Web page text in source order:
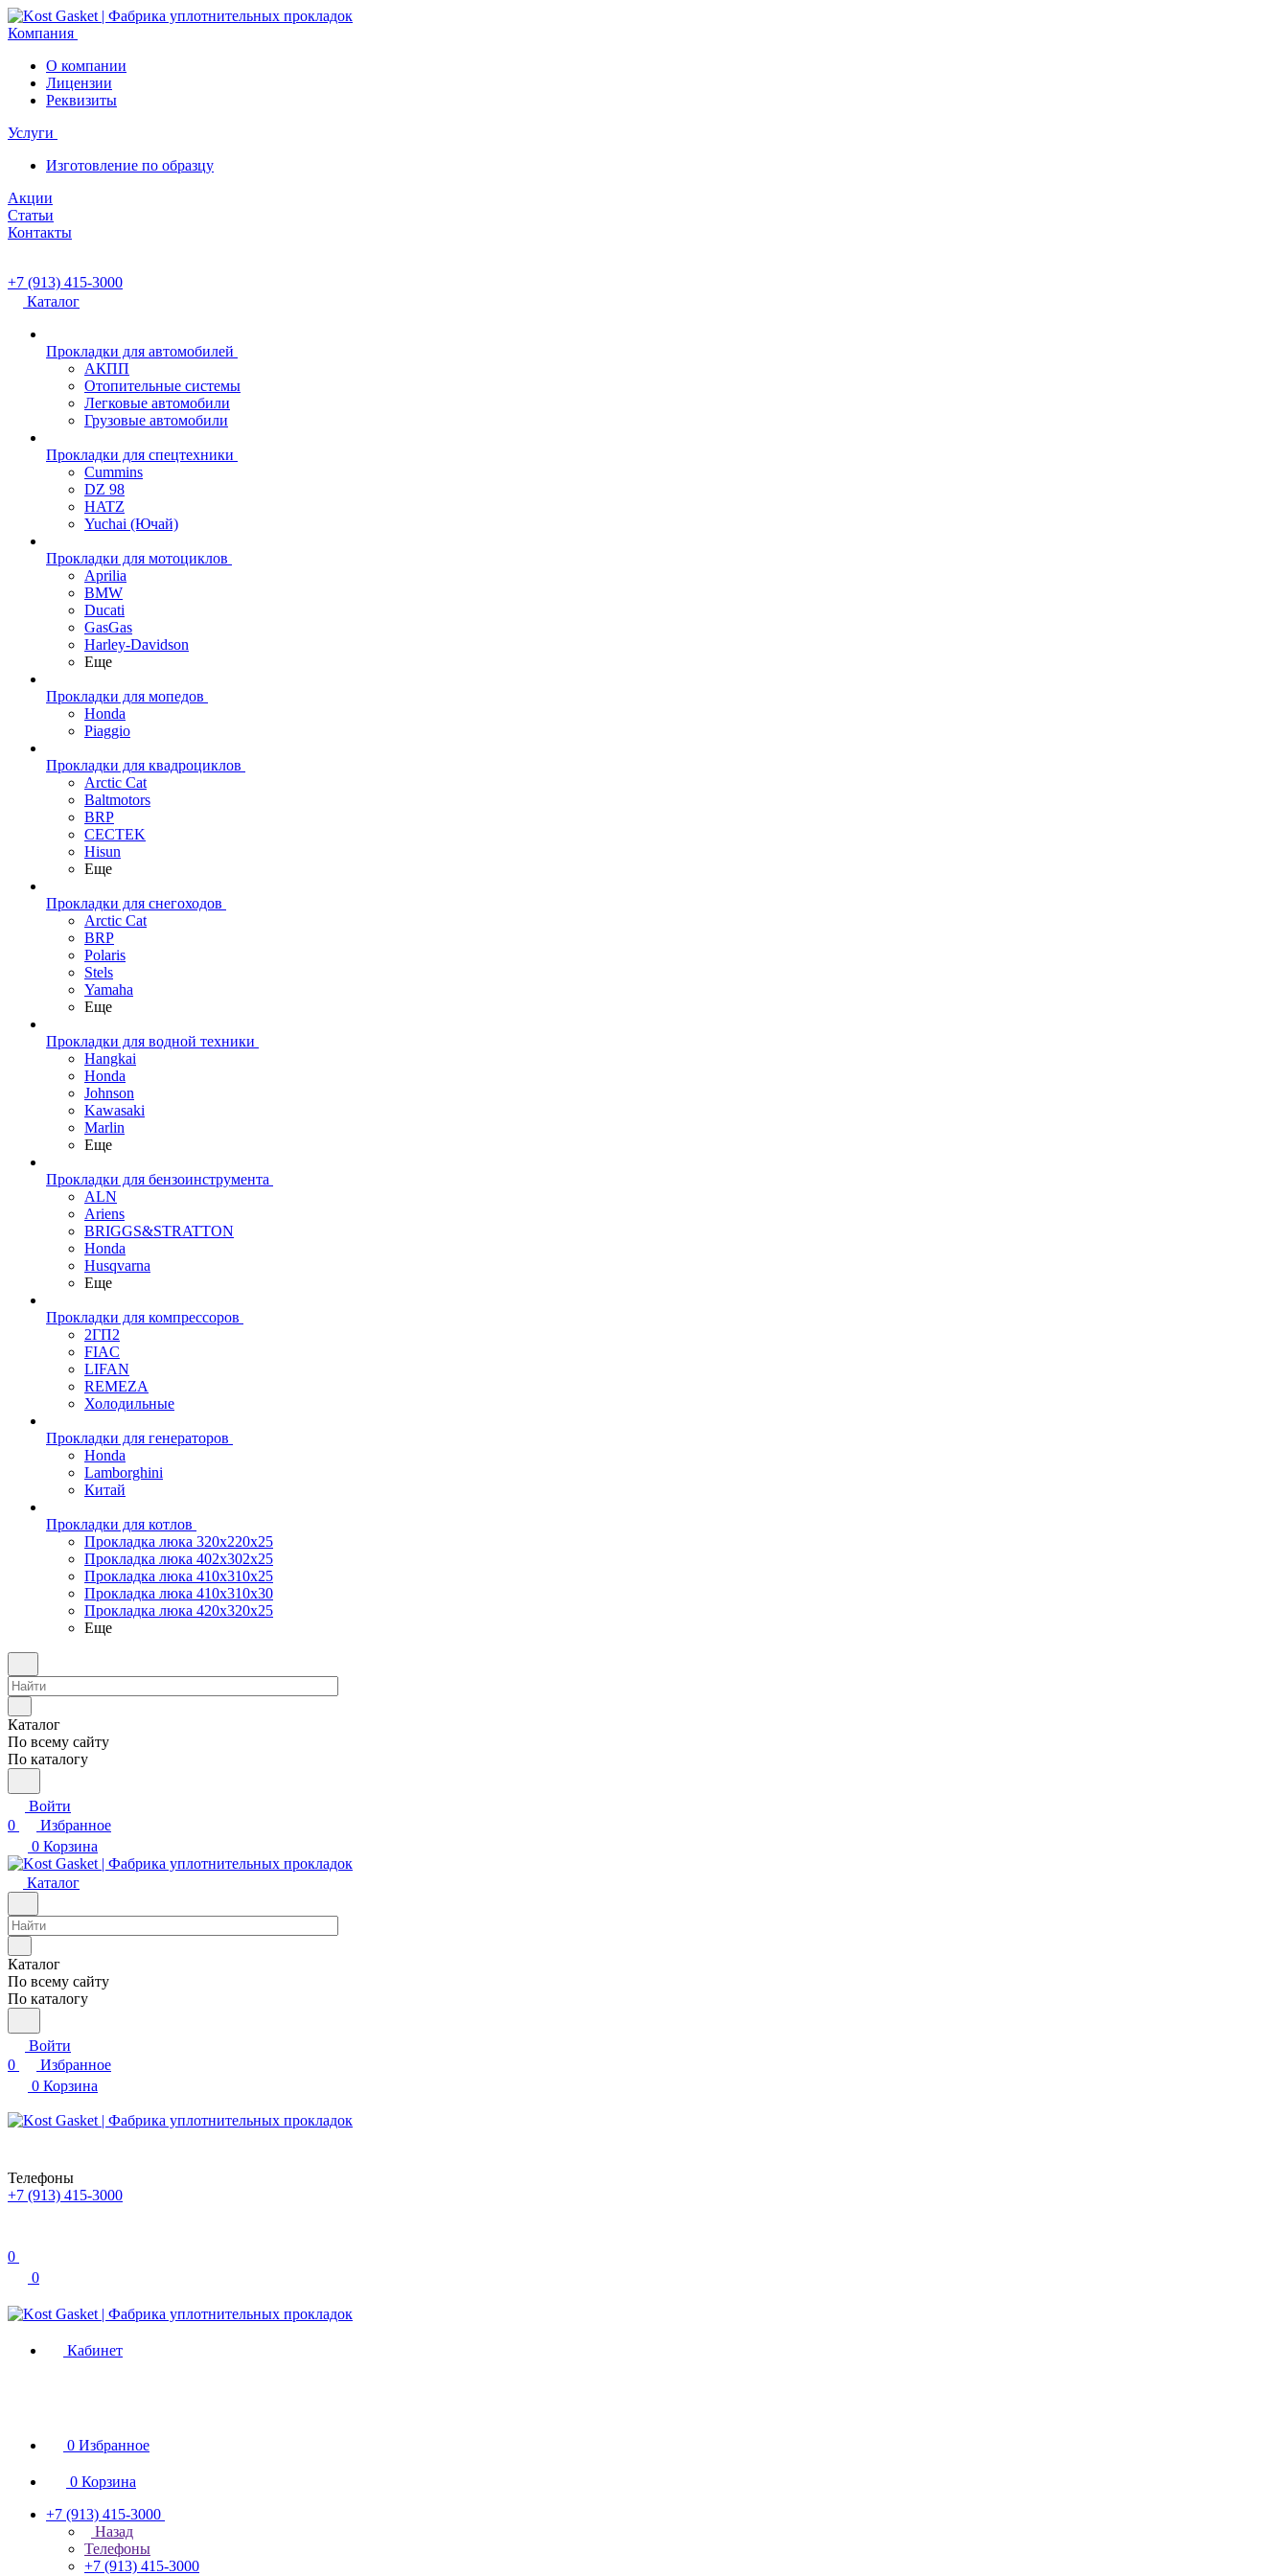
Компания
О компании
Лицензии
Реквизиты
Услуги
Изготовление по образцу
Акции
Статьи
Контакты
+7 (913) 415-3000
Каталог
Прокладки для автомобилей
АКПП
Отопительные системы
Легковые автомобили
Грузовые автомобили
Прокладки для спецтехники
Cummins
DZ 98
HATZ
Yuchai (Ючай)
Прокладки для мотоциклов
Aprilia
BMW
Ducati
GasGas
Harley-Davidson
Еще
Прокладки для мопедов
Honda
Piaggio
Прокладки для квадроциклов
Arctic Cat
Baltmotors
BRP
CECTEK
Hisun
Еще
Прокладки для снегоходов
Arctic Cat
BRP
Polaris
Stels
Yamaha
Еще
Прокладки для водной техники
Hangkai
Honda
Johnson
Kawasaki
Marlin
Еще
Прокладки для бензоинструмента
ALN
Ariens
BRIGGS&STRATTON
Honda
Husqvarna
Еще
Прокладки для компрессоров
2ГП2
FIAC
LIFAN
REMEZA
Холодильные
Прокладки для генераторов
Honda
Lamborghini
Китай
Прокладки для котлов
Прокладка люка 320x220x25
Прокладка люка 402x302x25
Прокладка люка 410x310x25
Прокладка люка 410х310х30
Прокладка люка 420x320x25
Еще
Каталог
По всему сайту
По каталогу
Войти
0
Избранное
0 Корзина
Каталог
Каталог
По всему сайту
По каталогу
Войти
0
Избранное
0 Корзина
Телефоны
+7 (913) 415-3000
0
0
Кабинет
0 Избранное
0 Корзина
+7 (913) 415-3000
Назад
Телефоны
+7 (913) 415-3000